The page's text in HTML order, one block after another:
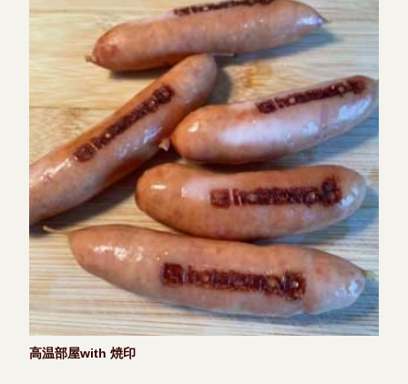
高温部屋with 焼印